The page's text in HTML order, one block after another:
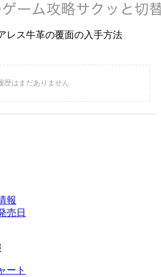
レス牛革の覆面の入手方法
報
売日
ート